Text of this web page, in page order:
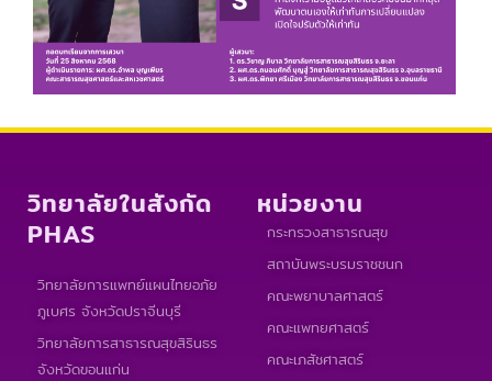
วิทยาลัยในสังกัด
PHAS
วิทยาลัยการแพทย์แผนไทยอภัย
ภูเบศร จังหวัดปราจีนบุรี
วิทยาลัยการสาธารณสุขสิรินธร
จังหวัดขอนแก่น
หน่วยงาน
กระทรวงสาธารณสุข
สถาบันพระบรมราชชนก
คณะพยาบาลศาสตร์
คณะแพทยศาสตร์
คณะเภสัชศาสตร์